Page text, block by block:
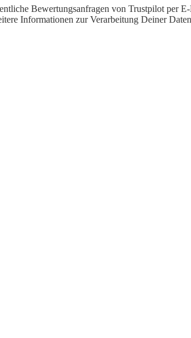
Bewertungsanfragen von Trustpilot per
Informationen zur Verarbeitung Deiner